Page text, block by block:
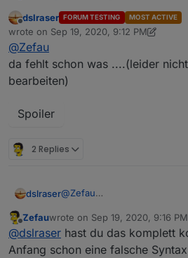
Die habe ich gefunden, aber
werden kann.
überhttps://
Inhaltlich kann ich gerne rüber
Offline
dslraser FORUM TESTING MOST ACTIVE
wrote on Sep 19, 2020, 9:12 PM
last edited by dslraserSep 19, 2020, 11:12
@Zefau
da fehlt schon was ....(leider
bearbeiten)
Spoiler
2 Replies
dslraser@Zefau
bearbeiten)
Spoiler
Offline
Zefauwrote on Sep 19, 2020, 9:16 PM
last edited by
@dslraser hast du das komplett
Anfang schon eine falsche